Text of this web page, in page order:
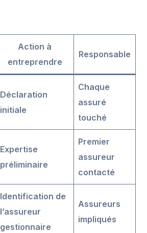
Action à
entreprendre
Responsable
Déclaration
initiale
Chaque
assuré
touché
Expertise
préliminaire
Premier
assureur
contacté
Identification de
l’assureur
gestionnaire
Assureurs
impliqués